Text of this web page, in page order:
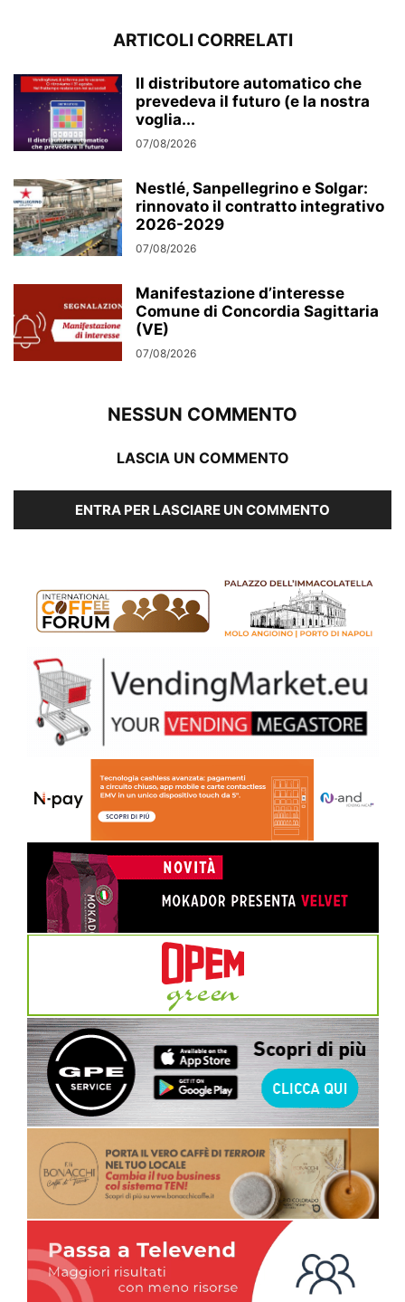
ARTICOLI CORRELATI
Il distributore automatico che
prevedeva il futuro (e la nostra
voglia...
07/08/2026
Nestlé, Sanpellegrino e Solgar:
rinnovato il contratto integrativo
2026-2029
07/08/2026
Manifestazione d’interesse
Comune di Concordia Sagittaria
(VE)
07/08/2026
NESSUN COMMENTO
LASCIA UN COMMENTO
ENTRA PER LASCIARE UN COMMENTO